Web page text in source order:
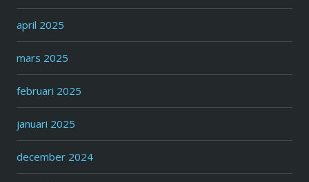
april 2025
mars 2025
februari 2025
januari 2025
december 2024